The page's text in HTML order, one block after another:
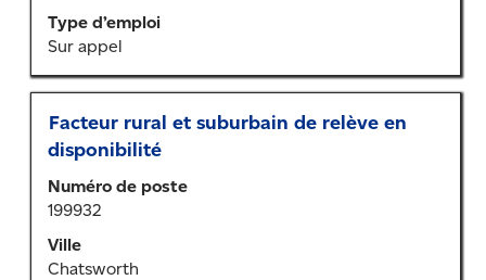
Type d’emploi
Sur appel
contenu
des
renseignements
sur
Titre
Facteur rural et suburbain de relève en
disponibilité
Numéro de poste
199932
Ville
Chatsworth
Sélectionner
au
moyen
de
la
barre
d’espacement